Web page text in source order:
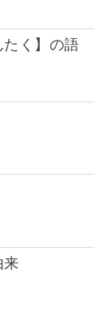
く】の語
来